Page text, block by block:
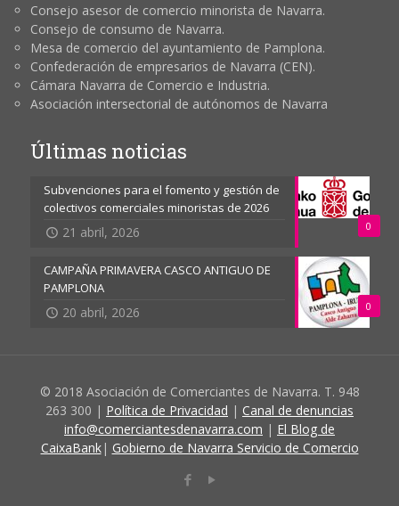
Consejo asesor de comercio minorista de Navarra.
Consejo de consumo de Navarra.
Mesa de comercio del ayuntamiento de Pamplona.
Confederación de empresarios de Navarra (CEN).
Cámara Navarra de Comercio e Industria.
Asociación intersectorial de autónomos de Navarra
Últimas noticias
0
Subvenciones para el fomento y gestión de
colectivos comerciales minoristas de 2026
21 abril, 2026
0
CAMPAÑA PRIMAVERA CASCO ANTIGUO DE
PAMPLONA
20 abril, 2026
© 2018 Asociación de Comerciantes de Navarra. T. 948
263 300 | Política de Privacidad | Canal de denuncias
info@comerciantesdenavarra.com | El Blog de
CaixaBank| Gobierno de Navarra Servicio de Comercio